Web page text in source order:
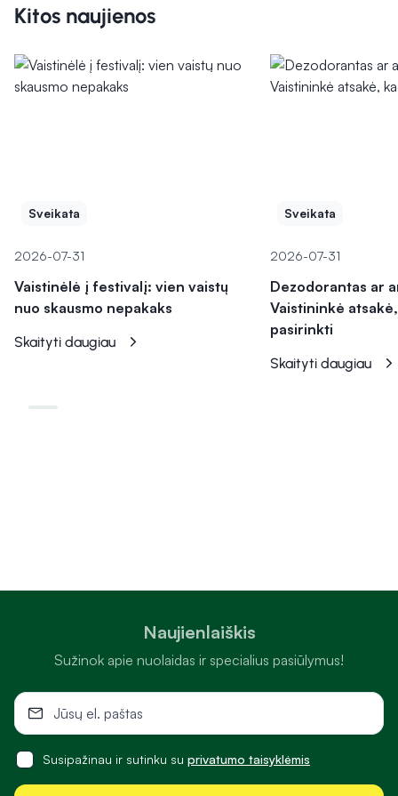
Kitos naujienos
Sveikata
2026-07-31
Vaistinėlė į festivalį: vien vaistų
nuo skausmo nepakaks
Skaityti daugiau
Sveikata
2026-07-31
Dezodorantas ar
Vaistininkė
pasirinkti
Skaityti daugiau
Naujienlaiškis
Sužinok apie nuolaidas ir specialius pasiūlymus!
Susipažinau ir sutinku su privatumo taisyklėmis